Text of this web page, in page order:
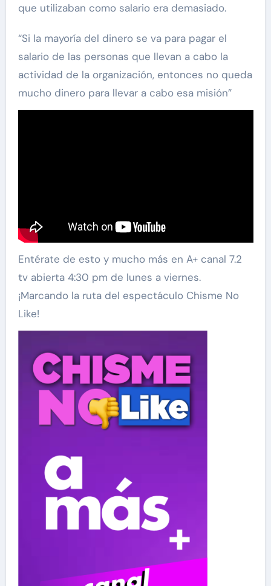
que utilizaban como salario era demasiado.
“Si la mayoría del dinero se va para pagar el
salario de las personas que llevan a cabo la
actividad de la organización, entonces no queda
mucho dinero para llevar a cabo esa misión”
Entérate de esto y mucho más en A+ canal 7.2
tv abierta 4:30 pm de lunes a viernes.
¡Marcando la ruta del espectáculo Chisme No
Like!